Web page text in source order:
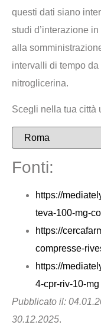
questi dati siano
studi d’interazione
alla
intervalli di tempo
nitroglicerina.
Scegli nella tua città
Fonti:
https://
teva-100-mg-
https://
compresse-
https://
4-cpr-riv-10-mg
Pubblicato il:
30.12.2025.